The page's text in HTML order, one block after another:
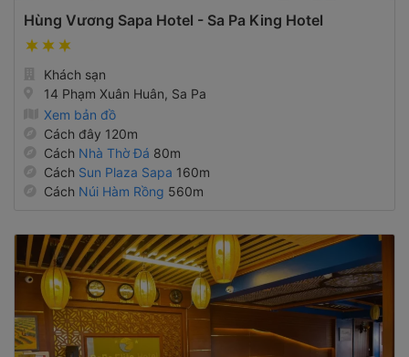
Hùng Vương Sapa Hotel - Sa Pa King Hotel
Khách sạn
14 Phạm Xuân Huân, Sa Pa
Xem bản đồ
Cách đây 120m
Cách Nhà Thờ Đá 80m
Cách Sun Plaza Sapa 160m
Cách Núi Hàm Rồng 560m